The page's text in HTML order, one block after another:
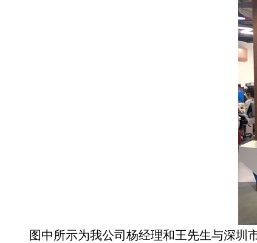
图中所示为我公司杨经理和王先生与深圳市